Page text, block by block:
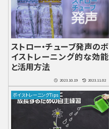
ストロー・チューブ発声のボ
イストレーニング的な効能
と活用方法
2023.10.19 2023.11.02
ボイストレーニングTips